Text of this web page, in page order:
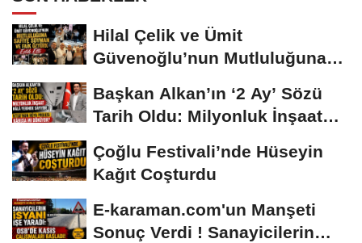
Hilal Çelik ve Ümit
Güvenoğlu’nun Mutluluğuna
Başkan Alkan’ın ‘2 Ay’ Sözü
Tarih Oldu: Milyonluk İnşaat
Çoğlu Festivali’nde Hüseyin
Kağıt Coşturdu
E-karaman.com'un Manşeti
Sonuç Verdi ! Sanayicilerin